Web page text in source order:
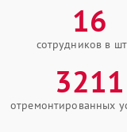
16
сотрудников в
3211
отремонтированных